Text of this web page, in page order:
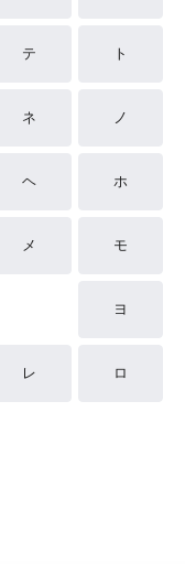
テ ト
ネ ノ
ヘ ホ
メ モ
ヨ
レ ロ